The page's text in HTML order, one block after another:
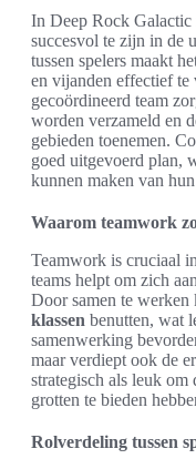
In Deep Rock Galactic
succesvol te zijn in de
tussen spelers maakt
en vijanden effectief te
gecoördineerd team
worden verzameld en
gebieden toenemen.
goed uitgevoerd plan,
kunnen maken van
Waarom teamwork
Teamwork is cruciaal
teams helpt om zich
Door samen te werken
klassen benutten, wat
samenwerking
maar verdiept ook de
strategisch als leuk om
grotten te bieden
Rolverdeling tussen